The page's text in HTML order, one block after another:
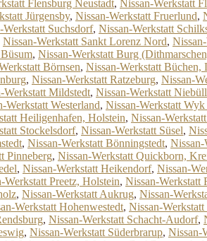
Flensburg Neustadt, Nissan-Werkstatt
Jürgensby, Nissan-Werkstatt Fruerlund,
Werkstatt Suchsdorf, Nissan-Werkstatt
Nissan-Werkstatt Sankt Lorenz Nord,
, Nissan-Werkstatt Burg
Börnsen, Nissan-Werkstatt Büchen,
, Nissan-Werkstatt Ratzeburg, Nissan-
Werkstatt Mildstedt, Nissan-Werkstatt
Werkstatt Westerland, Nissan-Werkstatt
Heiligenhafen, Holstein, Nissan-
Stockelsdorf, Nissan-Werkstatt Süsel,
, Nissan-Werkstatt Bönningstedt,
Pinneberg, Nissan-Werkstatt Quickborn,
, Nissan-Werkstatt Heikendorf, Nissan-
Werkstatt Preetz, Holstein, Nissan-Werkstatt
, Nissan-Werkstatt Aukrug, Nissan-
Werkstatt Hohenwestedt, Nissan-
, Nissan-Werkstatt Schacht-Audorf,
, Nissan-Werkstatt Süderbrarup, Nissan-